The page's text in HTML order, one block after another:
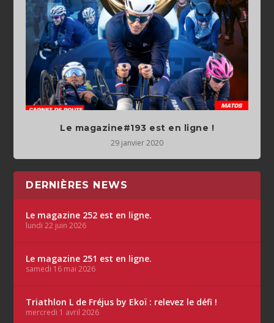
Le magazine#193 est en ligne !
29 janvier 2020
DERNIÈRES NEWS
Le magazine 252 est en ligne.
lundi 22 juin 2026
Le magazine 251 est en ligne.
samedi 16 mai 2026
Triathlon L de Fréjus by Ekoï : relevez le défi !
mercredi 1 avril 2026